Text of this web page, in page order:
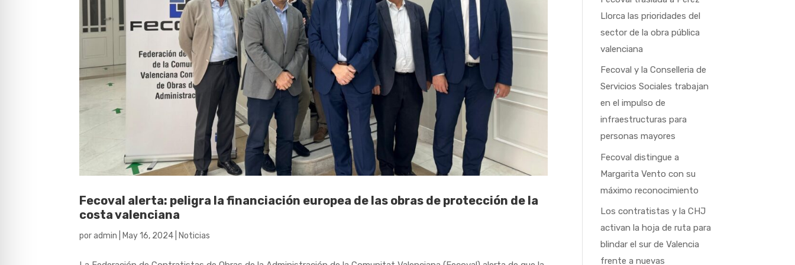
Fecoval alerta: peligra la financiación europea de las obras de protección de la
costa valenciana
poradmin May 16, 2024 Noticias
Llorca las prioridades del
sector de la obra pública
valenciana
Fecoval y la Conselleria de
Servicios Sociales trabajan
en el impulso de
infraestructuras para
personas mayores
Fecoval distingue a
Margarita Vento con su
máximo reconocimiento
Los contratistas y la CHJ
activan la hoja de ruta para
blindar el sur de Valencia
frente a nuevas